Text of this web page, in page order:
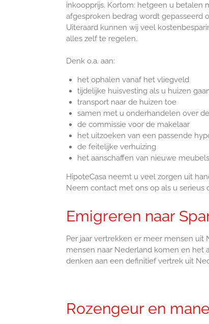
inkoopprijs. Kortom: hetgeen u betalen
afgesproken bedrag wordt gepasseerd
Uiteraard kunnen wij veel
alles zelf te regelen.
Denk o.a. aan:
het ophalen vanaf het vliegveld
tijdelijke huisvesting als u huizen
transport naar de huizen toe
samen met u onderhandelen over
de commissie voor de makelaar
het uitzoeken van een passende
de feitelijke verhuizing
het aanschaffen van nieuwe meubels
HipoteCasa neemt u veel zorgen uit
Neem contact met ons op als u
Emigreren naar
Per jaar vertrekken er meer mensen
mensen naar Nederland komen en het
denken aan een definitief vertrek uit
Rozengeur en